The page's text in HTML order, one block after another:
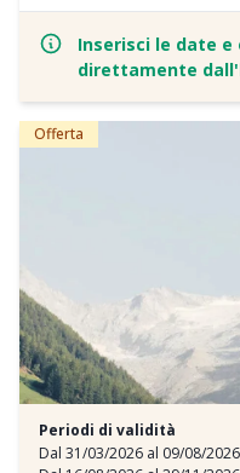
pomeriggio vi aspetta la
con gettate di vapore a
divertirsi nella piscina per
Inserisci le date
direttamente
Offerta
Periodi di validità
Dal 31/03/2026 al 09/08/2026